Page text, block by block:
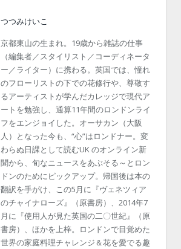
つつみけいこ
京都東山の生まれ。19歳から雑誌の仕事
（編集者／スタイリスト／コーディネータ
ー／ライター）に携わる。英国では、憧れ
のフローリストの下での花修行や、尊敬す
るアーティストが学んだカレッジで現代ア
ートを勉強し、通算11年間のロンドンライ
フをエンジョイした。オーサカン（大阪
人）となった今も、“心”はロンドナー。変
わらぬ日課として読むUK のオンライン新
聞から、旬なニュースをあぶそる～とロン
ドンのためにピックアップ。帰国後は本の
翻訳を手がけ、この5月に『ヴェネツィア
のチャイナローズ』（原書房）、2014年7
月に『使用人が見た英国の二〇世紀』（原
書房）、ほかを上梓。ロンドンで目覚めた
世界の家庭料理チャレンジ＆花を愛でる趣